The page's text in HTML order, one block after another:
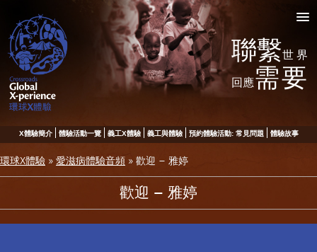
聯繫世界
回應需要
X體驗簡介 體驗活動一覽 義工X體驗 義工與體驗 預約體驗活動: 常見問題 體驗故事
環球X體驗 » 愛滋病體驗音頻 » 歡迎 – 雅婷
歡迎 – 雅婷